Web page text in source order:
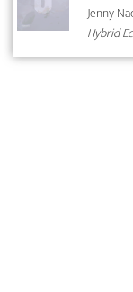
Jenny
Hybrid